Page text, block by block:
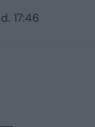
17:46